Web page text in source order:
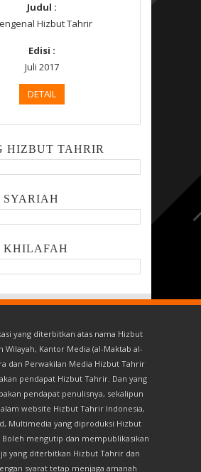
Judul :
Hizbut Tahrir
Edisi :
Juli 2017
DETAIL
HIZBUT TAHRIR
SYARIAH
KHILAFAH
yang diterbitkan atas nama Hizbut
Wilayah, Kantor Media (al-Maktab al-
dan Perwakilan Media Hizbut Tahrir
pendapat Hizbut Tahrir. Dan yang
pendapat penulisnya, sekalipun
website Hizbut Tahrir Indonesia,
Multimedia yang diproduksi Hizbut
mengutip dan mempublikasikan
yang diterbitkan Hizbut Tahrir dan
syarat tetap menjaga amanah